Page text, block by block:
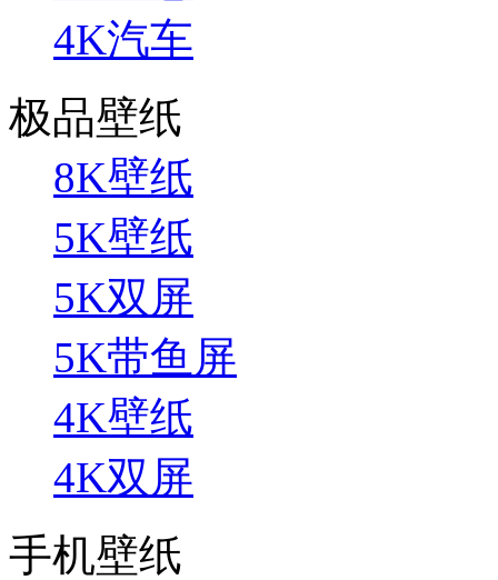
4K汽车
极品壁纸
8K壁纸
5K壁纸
5K双屏
5K带鱼屏
4K壁纸
4K双屏
手机壁纸